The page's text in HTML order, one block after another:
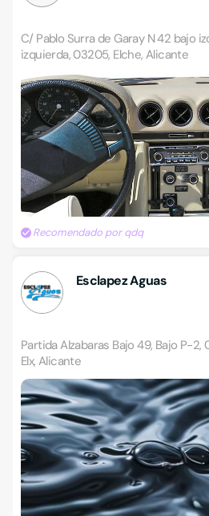
C/ Pablo Surra de Garay N 42 bajo
izquierda, 03205, Elche, Alicante
Recomendado por qdq
Esclapez Aguas
Partida Alzabaras Bajo 49, Bajo P-
Elx, Alicante